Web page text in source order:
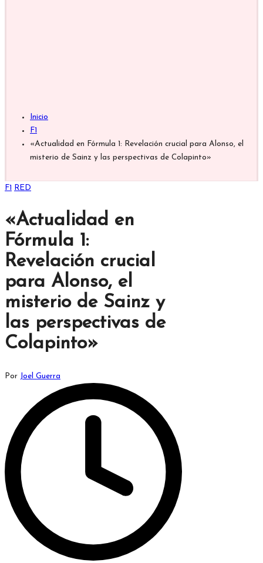
Inicio
F1
«Actualidad en Fórmula 1: Revelación crucial para Alonso, el
misterio de Sainz y las perspectivas de Colapinto»
Publicada
F1 RED
«Actualidad en
Fórmula 1:
Revelación crucial
para Alonso, el
misterio de Sainz y
las perspectivas de
Colapinto»
Publicado
Por Joel Guerra